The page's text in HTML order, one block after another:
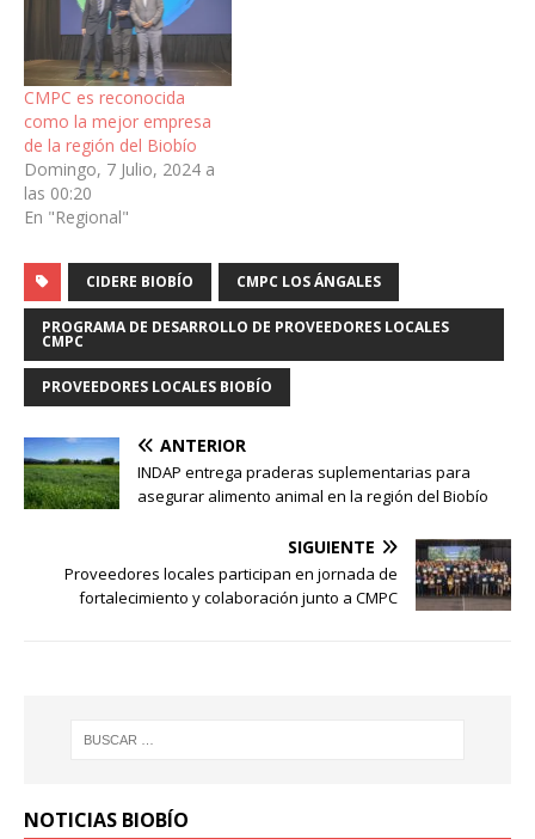
CMPC es reconocida
como la mejor empresa
de la región del Biobío
Domingo, 7 Julio, 2024 a
las 00:20
En "Regional"
CIDERE BIOBÍO CMPC LOS ÁNGALES
PROGRAMA DE DESARROLLO DE PROVEEDORES LOCALES
CMPC
PROVEEDORES LOCALES BIOBÍO
ANTERIOR
INDAP entrega praderas suplementarias para
asegurar alimento animal en la región del Biobío
SIGUIENTE
Proveedores locales participan en jornada de
fortalecimiento y colaboración junto a CMPC
NOTICIAS BIOBÍO